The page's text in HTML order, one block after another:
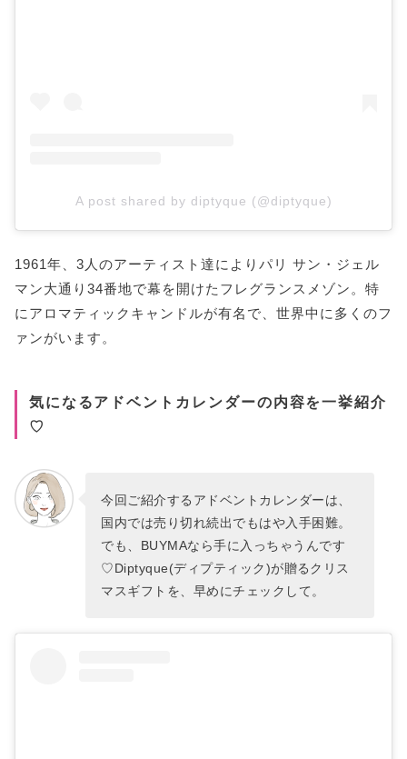
A post shared by diptyque (@diptyque)
1961年、3人のアーティスト達によりパリ サン・ジェル
マン大通り34番地で幕を開けたフレグランスメゾン。特
にアロマティックキャンドルが有名で、世界中に多くのフ
ァンがいます。
気になるアドベントカレンダーの内容を一挙紹介
♡
今回ご紹介するアドベントカレンダーは、
国内では売り切れ続出でもはや入手困難。
でも、BUYMAなら手に入っちゃうんです
♡Diptyque(ディプティック)が贈るクリス
マスギフトを、早めにチェックして。